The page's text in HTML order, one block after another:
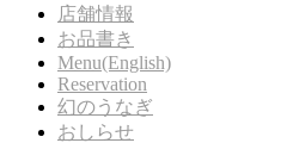
店舗情報
お品書き
Menu(English)
Reservation
幻のうなぎ
おしらせ